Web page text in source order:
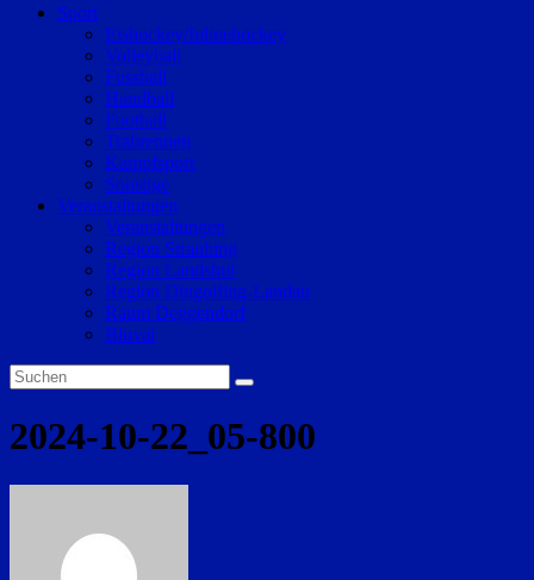
Sport
Eishockey/Inlinehockey
Volleyball
Fussball
Handball
Football
Trabrennen
Kampfsport
Sonstige
Veranstaltungen
Veranstaltungen
Region Straubing
Region Landshut
Region Dingolfing-Landau
Raum Deggendorf
Bluval
2024-10-22_05-800